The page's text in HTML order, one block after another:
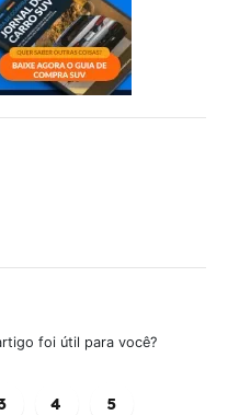
foi útil para você?
4 5